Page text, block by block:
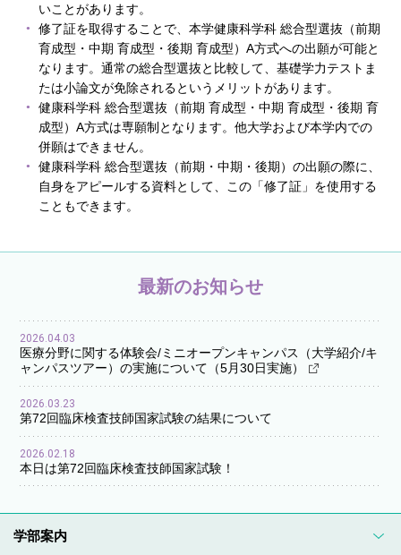
いことがあります。
修了証を取得することで、本学健康科学科 総合型選抜（前期
育成型・中期 育成型・後期 育成型）A方式への出願が可能と
なります。通常の総合型選抜と比較して、基礎学力テストま
たは小論文が免除されるというメリットがあります。
健康科学科 総合型選抜（前期 育成型・中期 育成型・後期 育
成型）A方式は専願制となります。他大学および本学内での
併願はできません。
健康科学科 総合型選抜（前期・中期・後期）の出願の際に、
自身をアピールする資料として、この「修了証」を使用する
こともできます。
最新のお知らせ
2026.04.03
医療分野に関する体験会/ミニオープンキャンパス（大学紹介/キ
ャンパスツアー）の実施について（5月30日実施）
2026.03.23
第72回臨床検査技師国家試験の結果について
2026.02.18
本日は第72回臨床検査技師国家試験！
学部案内